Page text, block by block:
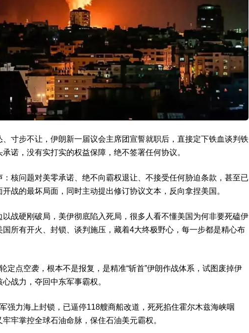
寸步不让，伊朗新一届议会主席团宣誓就职后，直接定下铁血谈判铁
诺，没有实打实的权益保障，绝不签署任何协议。
核问题对美零承诺、绝不向霸权退让、不接受任何胁迫条款，甚至已
战的最坏局面，同时主动提出修订协议文本，反向拿捏美国。
战硬刚破局，美伊彻底陷入死局，很多人看不懂美国为何非要死磕伊
所有开火、封锁、谈判施压，藏着4大终极野心，每一步都是精心布
定点空袭，根本不是报复，是精准“斩首”伊朗作战体系，试图废掉伊
战力，夺回中东军事霸权。
强力海上封锁，已逼停118艘商船改道，死死掐住霍尔木兹海峡咽
牢掌控全球石油命脉，保住石油美元霸权。